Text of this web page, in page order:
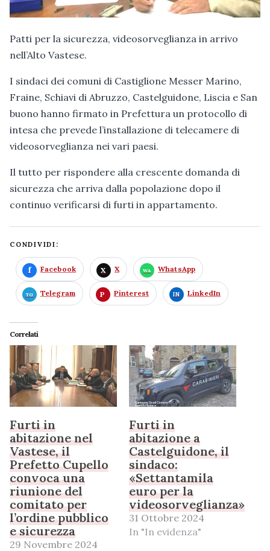
Patti per la sicurezza, videosorveglianza in arrivo
nell’Alto Vastese.
I sindaci dei comuni di Castiglione Messer Marino,
Fraine, Schiavi di Abruzzo, Castelguidone, Liscia e San
buono hanno firmato in Prefettura un protocollo di
intesa che prevede l’installazione di telecamere di
videosorveglianza nei vari paesi.
Il tutto per rispondere alla crescente domanda di
sicurezza che arriva dalla popolazione dopo il
continuo verificarsi di furti in appartamento.
CONDIVIDI:
Facebook X WhatsApp
Telegram Pinterest LinkedIn
Correlati
Furti in
abitazione nel
Vastese, il
Prefetto Cupello
convoca una
riunione del
comitato per
l’ordine pubblico
e sicurezza
29 Novembre 2024
Furti in
abitazione a
Castelguidone, il
sindaco:
«Settantamila
euro per la
videosorveglianza»
31 Ottobre 2024
In "In evidenza"